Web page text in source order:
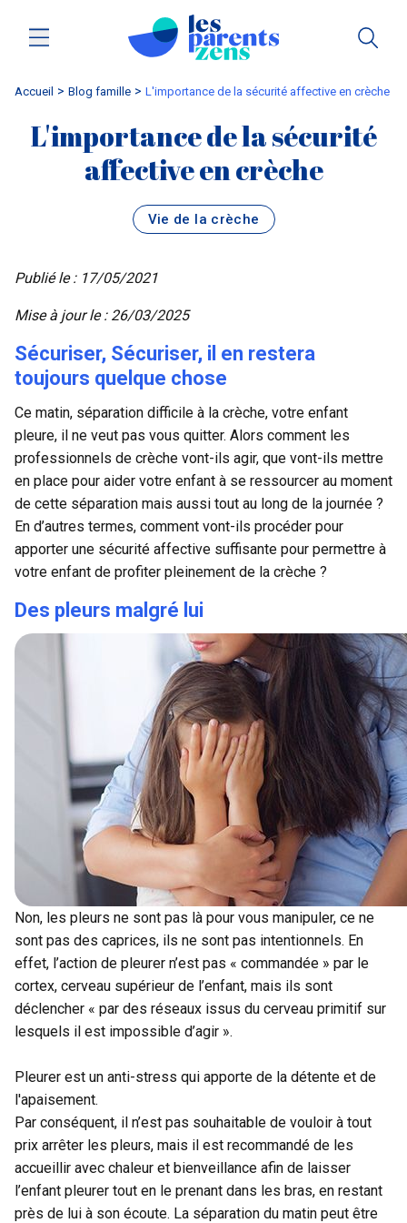
Accueil blog famille L'importance de la sécurité affective en crèche
L'importance de la sécurité
affective en crèche
Vie de la crèche
Publié le : 17/05/2021
Mise à jour le : 26/03/2025
Sécuriser, Sécuriser, il en restera
toujours quelque chose
Ce matin, séparation difficile à la crèche, votre enfant
pleure, il ne veut pas vous quitter. Alors comment les
professionnels de crèche vont-ils agir, que vont-ils mettre
en place pour aider votre enfant à se ressourcer au moment
de cette séparation mais aussi tout au long de la journée ?
En d’autres termes, comment vont-ils procéder pour
apporter une sécurité affective suffisante pour permettre à
votre enfant de profiter pleinement de la crèche ?
Des pleurs malgré lui
Non, les pleurs ne sont pas là pour vous manipuler, ce ne
sont pas des caprices, ils ne sont pas intentionnels. En
effet, l’action de pleurer n’est pas « commandée » par le
cortex, cerveau supérieur de l’enfant, mais ils sont
déclencher « par des réseaux issus du cerveau primitif sur
lesquels il est impossible d’agir ».
Pleurer est un anti-stress qui apporte de la détente et de
l'apaisement.
Par conséquent, il n’est pas souhaitable de vouloir à tout
prix arrêter les pleurs, mais il est recommandé de les
accueillir avec chaleur et bienveillance afin de laisser
l’enfant pleurer tout en le prenant dans les bras, en restant
près de lui à son écoute. La séparation du matin peut être